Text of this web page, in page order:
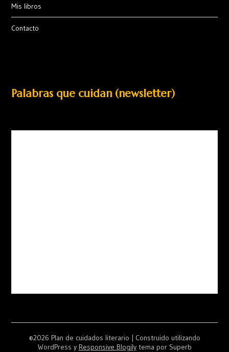
Mis libros
Contacto
Palabras que cuidan (newsletter)
©2026 Plan de cuidados literario | Construido utilizando
WordPress y Responsive Blogilytema por Superb